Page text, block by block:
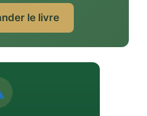
le livre